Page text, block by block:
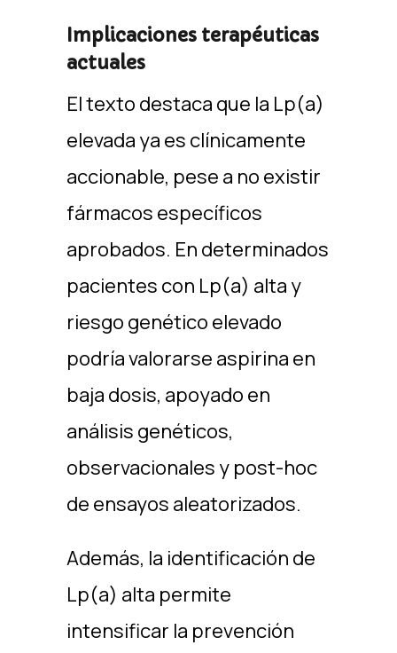
Implicaciones terapéuticas
actuales
El texto destaca que la Lp(a)
elevada ya es clínicamente
accionable, pese a no existir
fármacos específicos
aprobados. En determinados
pacientes con Lp(a) alta y
riesgo genético elevado
podría valorarse aspirina en
baja dosis, apoyado en
análisis genéticos,
observacionales y post-hoc
de ensayos aleatorizados. ​
Además, la identificación de
Lp(a) alta permite
intensificar la prevención